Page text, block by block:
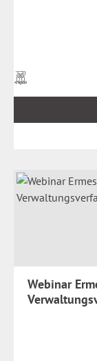
Preise
inkl.
Webinar